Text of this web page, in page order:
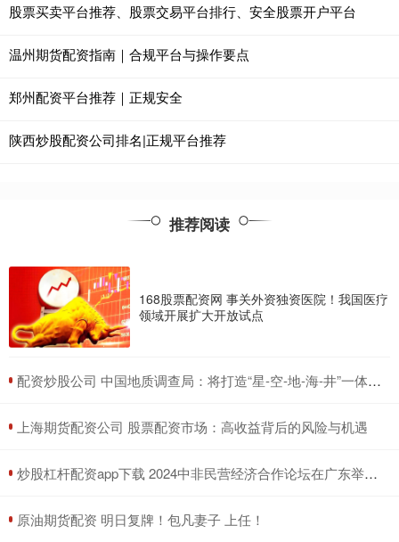
股票买卖平台推荐、股票交易平台排行、安全股票开户平台
温州期货配资指南｜合规平台与操作要点
郑州配资平台推荐｜正规安全
陕西炒股配资公司排名|正规平台推荐
推荐阅读
168股票配资网 事关外资独资医院！我国医疗
领域开展扩大开放试点
​配资炒股公司 中国地质调查局：将打造“星-空-地-海-井”一体的绿色探测观测监测体系
​上海期货配资公司 股票配资市场：高收益背后的风险与机遇
​炒股杠杆配资app下载 2024中非民营经济合作论坛在广东举办 80余家中非方企业开展两轮次“一对一”精准洽谈 达成合作意向16项 金额超35亿元
​原油期货配资 明日复牌！包凡妻子 上任！